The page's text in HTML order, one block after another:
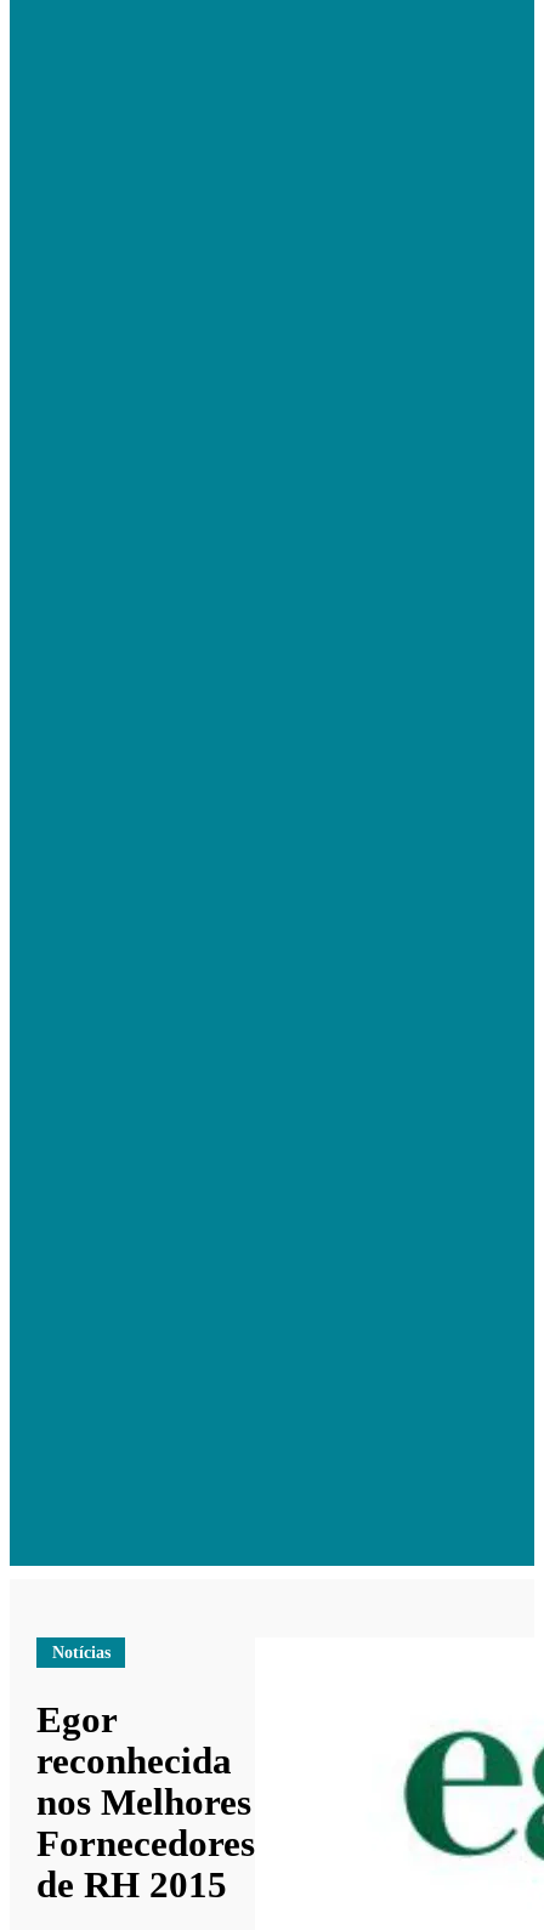
Notícias
Egor
reconhecida
nos Melhores
Fornecedores
de RH 2015